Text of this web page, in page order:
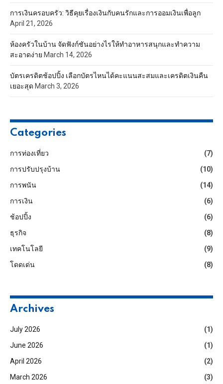
การเงินครอบครัว: วิธีคุยเรื่องเงินกับคนรักและการออมเงินเพื่อลูก
April 21, 2026
ห้องครัวในบ้าน จัดฟังก์ชันอย่างไรให้ทำอาหารสนุกและทำความ
สะอาดง่าย March 14, 2026
บัตรเครดิตช้อปปิ้ง เลือกบัตรไหนได้คะแนนสะสมและเครดิตเงินคืน
เยอะสุด March 3, 2026
Categories
การท่องเที่ยว
(7)
การปรับปรุงบ้าน
(10)
การพนัน
(14)
การเงิน
(6)
ช้อปปิ้ง
(6)
ธุรกิจ
(8)
เทคโนโลยี
(9)
โดดเด่น
(8)
Archives
July 2026
(1)
June 2026
(1)
April 2026
(2)
March 2026
(3)